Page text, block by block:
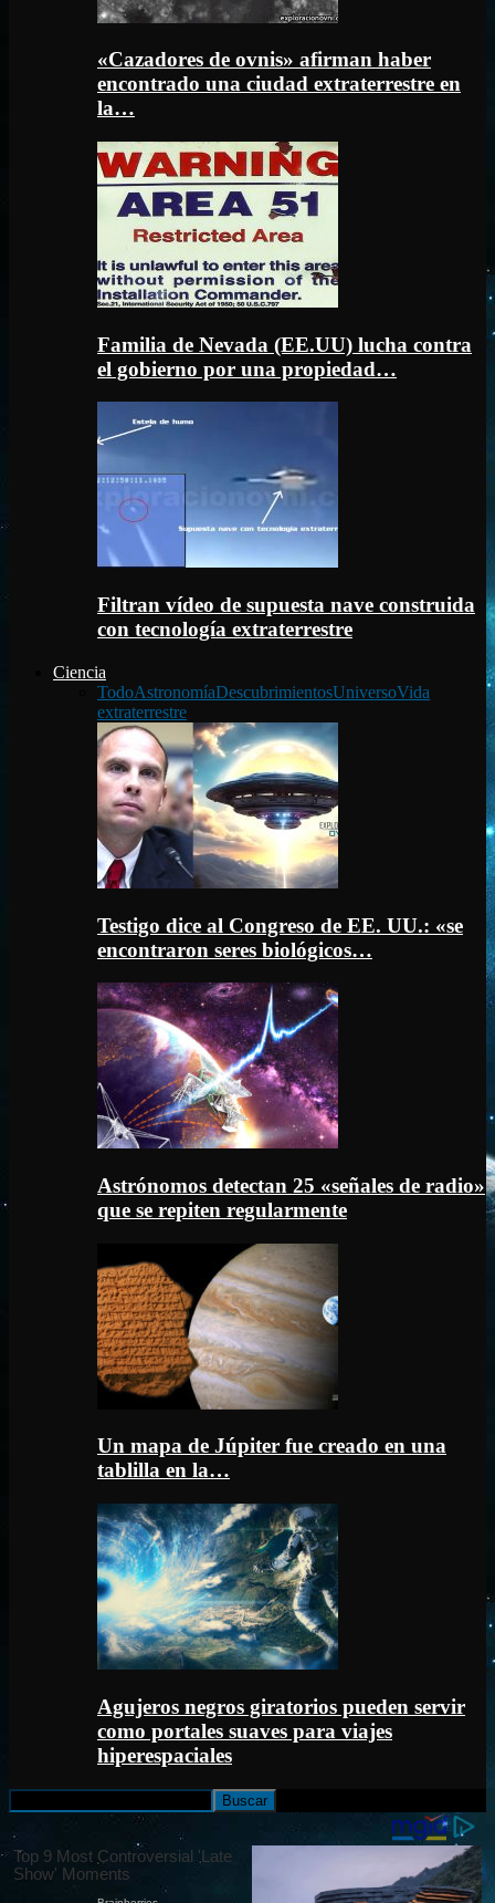
«Cazadores de ovnis» afirman haber
encontrado una ciudad extraterrestre en
la…
Familia de Nevada (EE.UU) lucha contra
el gobierno por una propiedad…
Filtran vídeo de supuesta nave construida
con tecnología extraterrestre
Ciencia
TodoAstronomíaDescubrimientosUniversoVida
extraterrestre
Testigo dice al Congreso de EE. UU.: «se
encontraron seres biológicos…
Astrónomos detectan 25 «señales de radio»
que se repiten regularmente
Un mapa de Júpiter fue creado en una
tablilla en la…
Agujeros negros giratorios pueden servir
como portales suaves para viajes
hiperespaciales